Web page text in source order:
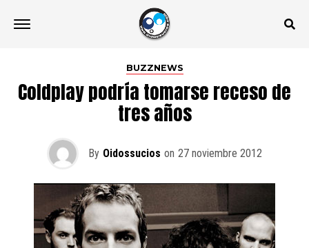
BUZZNEWS
Coldplay podría tomarse receso de
tres años
By Oidossucios on 27 noviembre 2012